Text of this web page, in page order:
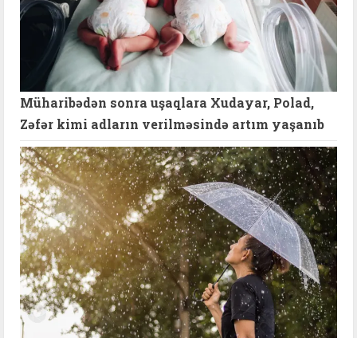
Müharibədən sonra uşaqlara Xudayar, Polad,
Zəfər kimi adların verilməsində artım yaşanıb